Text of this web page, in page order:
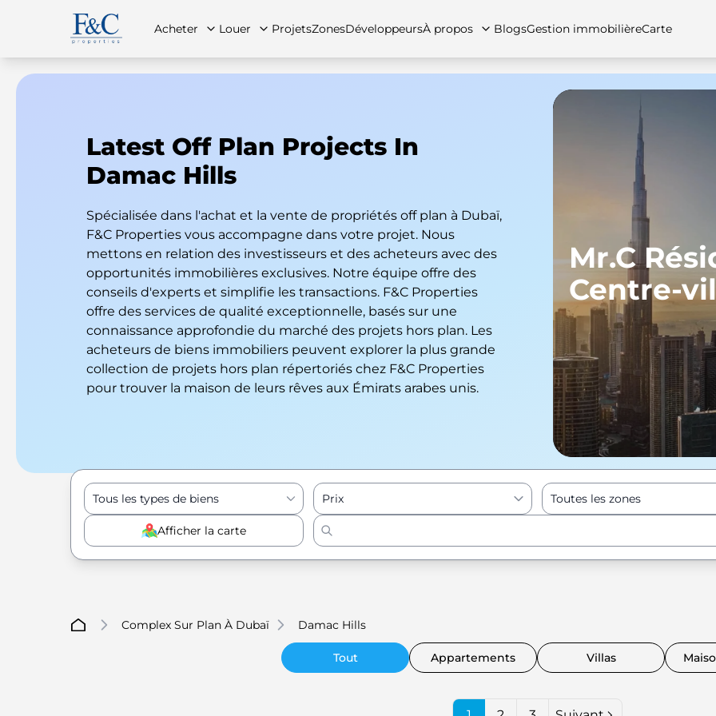
Acheter
Toutes les propriétés Appartements Maisons de ville
Louer
Toutes les propriétés Appartements
ProjetsZonesDéveloppeursÀ propos
À propos de nous Contactez-nous FAQs
BlogsGestion immobilièreCarte
Latest Off Plan Projects In
Damac Hills
Spécialisée dans l'achat et la vente de propriétés off plan à Dubaï,
F&C Properties vous accompagne dans votre projet. Nous
mettons en relation des investisseurs et des acheteurs avec des
opportunités immobilières exclusives. Notre équipe offre des
conseils d'experts et simplifie les transactions. F&C Properties
offre des services de qualité exceptionnelle, basés sur une
connaissance approfondie du marché des projets hors plan. Les
acheteurs de biens immobiliers peuvent explorer la plus grande
collection de projets hors plan répertoriés chez F&C Properties
pour trouver la maison de leurs rêves aux Émirats arabes unis.
Mr.C
Centre-
Tous les types de biens
Afficher la carte
Prix Toutes les zones
Complex Sur Plan À Dubaï Damac Hills
Tout Appartements Villas